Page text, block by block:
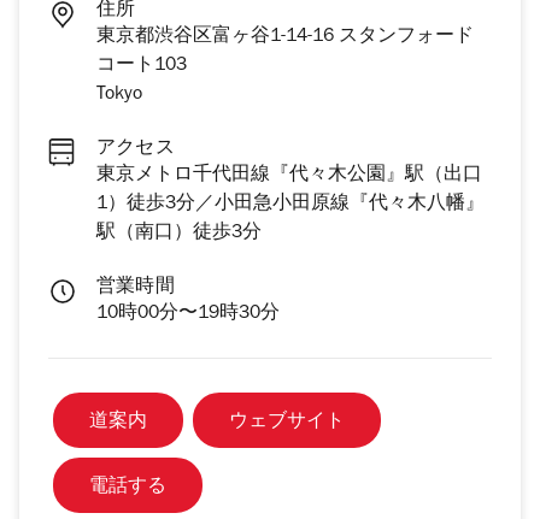
住所
東京都渋谷区富ヶ谷1-14-16 スタンフォード
コート103
Tokyo
アクセス
東京メトロ千代田線『代々木公園』駅（出口
1）徒歩3分／小田急小田原線『代々木八幡』
駅（南口）徒歩3分
営業時間
10時00分〜19時30分
道案内 ウェブサイト
電話する